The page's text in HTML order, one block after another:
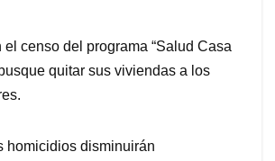
el censo del programa “Salud Casa
quitar sus viviendas a los
homicidios disminuirán